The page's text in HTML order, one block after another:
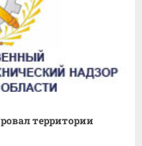
территории